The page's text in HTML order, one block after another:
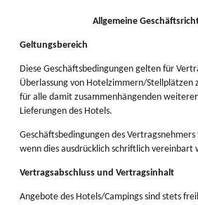
Allgemeine
Geltungsbereich
Diese Geschäftsbedingungen gelten für
Überlassung von Hotelzimmern/Stellplätzen
für alle damit zusammenhängenden
Lieferungen des Hotels.
Geschäftsbedingungen des
wenn dies ausdrücklich schriftlich vereinbart
Vertragsabschluss und Vertragsinhalt
Angebote des Hotels/Campings sind stets